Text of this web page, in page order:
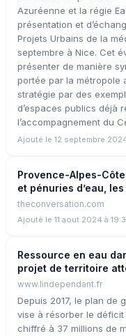
Azuréenne et la régie
présentation et
Projets Urbains de la
septembre à Nice. Cet
présenter de manière
portée par la métropole
stratégie par des
d’espaces publics déjà
l’accompagnement du
Ajouté le 12 septembre
Provence-Alpes-
et pénuries d’eau,
theconversation.com
Ajouté le 11 aout 2024 à
Ressource en eau
projet de territoire
www.lindependant.fr
Depuis 2017, le plan de
vise à résorber le déficit
chiffré à 37 millions de